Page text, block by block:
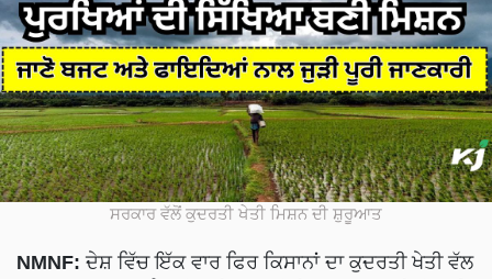
ਸਰਕਾਰ ਵੱਲੋਂ ਕੁਦਰਤੀ ਖੇਤੀ ਮਿਸ਼ਨ ਦੀ ਸ਼ੁਰੂਆਤ
NMNF: ਦੇਸ਼ ਵਿੱਚ ਇੱਕ ਵਾਰ ਫਿਰ ਕਿਸਾਨਾਂ ਦਾ ਕੁਦਰਤੀ ਖੇਤੀ ਵੱਲ